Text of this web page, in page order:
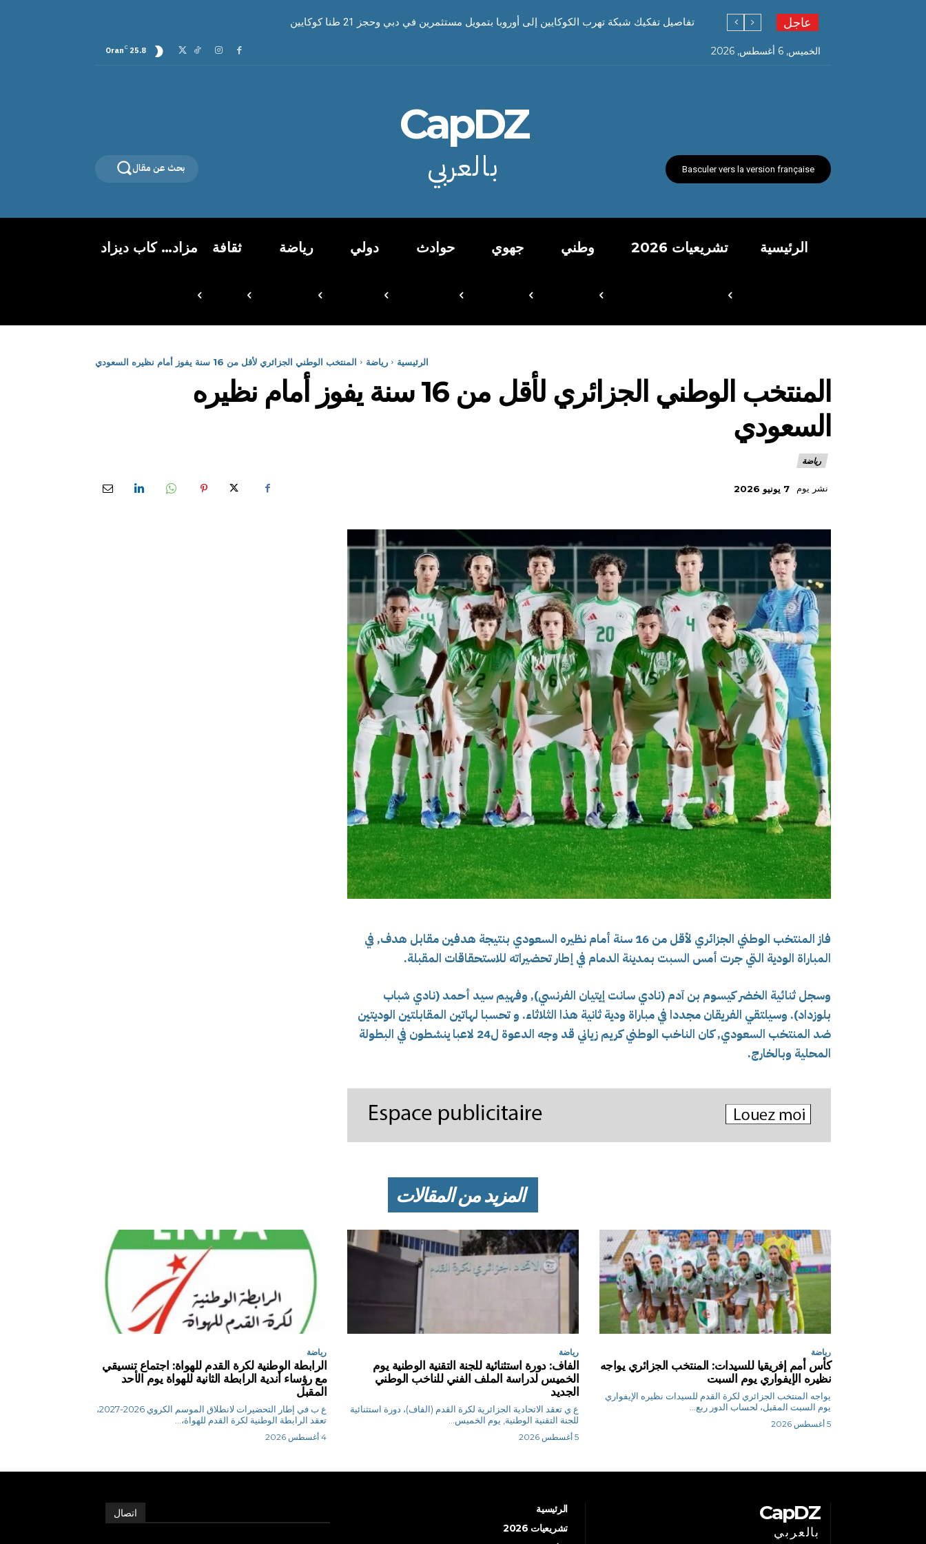
عاجل تفاصيل تفكيك شبكة تهرب الكوكايين إلى أوروبا بتمويل مستثمرين في دبي وحجز 21 طنا كوكايين
الخميس, 6 أغسطس, 2026 25.8
C
Oran
Basculer vers la version française
CapDZ
بالعربي بحث عن مقال
الرئيسية تشريعيات 2026 وطني جهوي حوادث دولي رياضة ثقافة مزاد… كاب ديزاد
الرئيسية رياضة المنتخب الوطني الجزائري لأقل من 16 سنة يفوز أمام نظيره السعودي
المنتخب الوطني الجزائري لأقل من 16 سنة يفوز أمام نظيره
السعودي
رياضة
نشر يوم 7 يونيو 2026
فاز المنتخب الوطني الجزائري لأقل من 16 سنة أمام نظيره السعودي بنتيجة هدفين مقابل هدف, في
المباراة الودية التي جرت أمس السبت بمدينة الدمام في إطار تحضيراته للاستحقاقات المقبلة.
وسجل ثنائية الخضر كيسوم بن آدم (نادي سانت إيتيان الفرنسي), وفهيم سيد أحمد (نادي شباب
بلوزداد). وسيلتقي الفريقان مجددا في مباراة ودية ثانية هذا الثلاثاء. و تحسبا لهاتين المقابلتين الوديتين
ضد المنتخب السعودي, كان الناخب الوطني كريم زياني قد وجه الدعوة ل24 لاعبا ينشطون في البطولة
المحلية وبالخارج.
المزيد من المقالات
رياضة
كأس أمم إفريقيا للسيدات: المنتخب الجزائري يواجه
نظيره الإيفواري يوم السبت
يواجه المنتخب الجزائري لكرة القدم للسيدات نظيره الإيفواري
يوم السبت المقبل، لحساب الدور ربع...
5 أغسطس 2026
رياضة
الفاف: دورة استثنائية للجنة التقنية الوطنية يوم
الخميس لدراسة الملف الفني للناخب الوطني
الجديد
ع ي تعقد الاتحادية الجزائرية لكرة القدم (الفاف)، دورة استثنائية
للجنة التقنية الوطنية, يوم الخميس...
5 أغسطس 2026
رياضة
الرابطة الوطنية لكرة القدم للهواة: اجتماع تنسيقي
مع رؤساء أندية الرابطة الثانية للهواة يوم الأحد
المقبل
ع ب في إطار التحضيرات لانطلاق الموسم الكروي 2026-2027،
تعقد الرابطة الوطنية لكرة القدم للهواة،...
4 أغسطس 2026
CapDZ
بالعربي
الرئيسية
تشريعيات 2026
اتصال